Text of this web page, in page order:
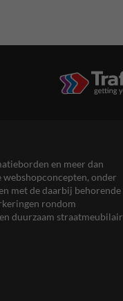
en meer dan
onder
met de daarbij behorende
rondom
duurzaam straatmeubilair